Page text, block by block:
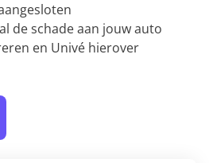
de schade aan jouw auto
en Univé hierover